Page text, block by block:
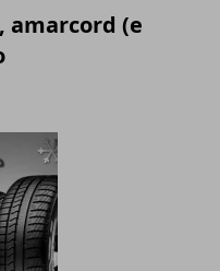
amarcord (e